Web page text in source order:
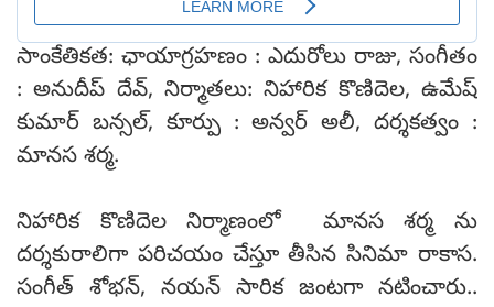
సాంకేతికత: ఛాయాగ్రహణం : ఎదురోలు రాజు, సంగీతం
: అనుదీప్ దేవ్, నిర్మాతలు: నిహారిక కొణిదెల, ఉమేష్
కుమార్ బన్సల్, కూర్పు : అన్వర్ అలీ, దర్శకత్వం :
మానస శర్మ.
నిహారిక కొణిదెల నిర్మాణంలో మానస శర్మ ను
దర్శకురాలిగా పరిచయం చేస్తూ తీసిన సినిమా రాకాస.
సంగీత్ శోభన్, నయన్ సారిక జంటగా నటించారు..